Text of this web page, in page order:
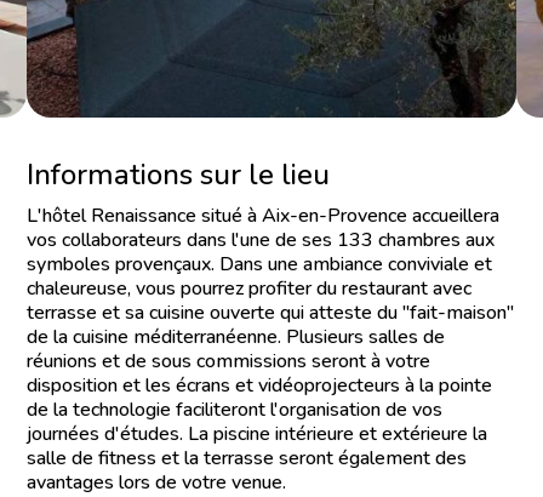
Informations sur le lieu
L'hôtel Renaissance situé à Aix-en-Provence accueillera
vos collaborateurs dans l'une de ses 133 chambres aux
symboles provençaux. Dans une ambiance conviviale et
chaleureuse, vous pourrez profiter du restaurant avec
terrasse et sa cuisine ouverte qui atteste du "fait-maison"
de la cuisine méditerranéenne. Plusieurs salles de
réunions et de sous commissions seront à votre
disposition et les écrans et vidéoprojecteurs à la pointe
de la technologie faciliteront l'organisation de vos
journées d'études. La piscine intérieure et extérieure la
salle de fitness et la terrasse seront également des
avantages lors de votre venue.